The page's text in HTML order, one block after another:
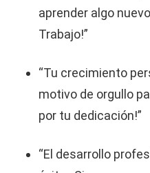
aprender algo
Trabajo!”
“Tu crecimiento
motivo de orgullo
por tu dedicación!”
“El desarrollo